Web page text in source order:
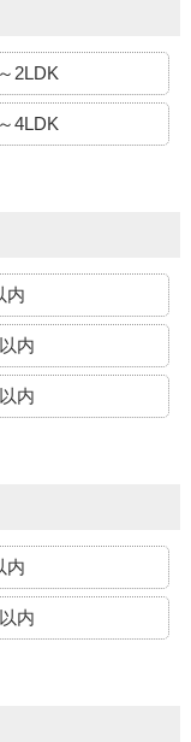
2LDK
4LDK
内
内
内
内
内